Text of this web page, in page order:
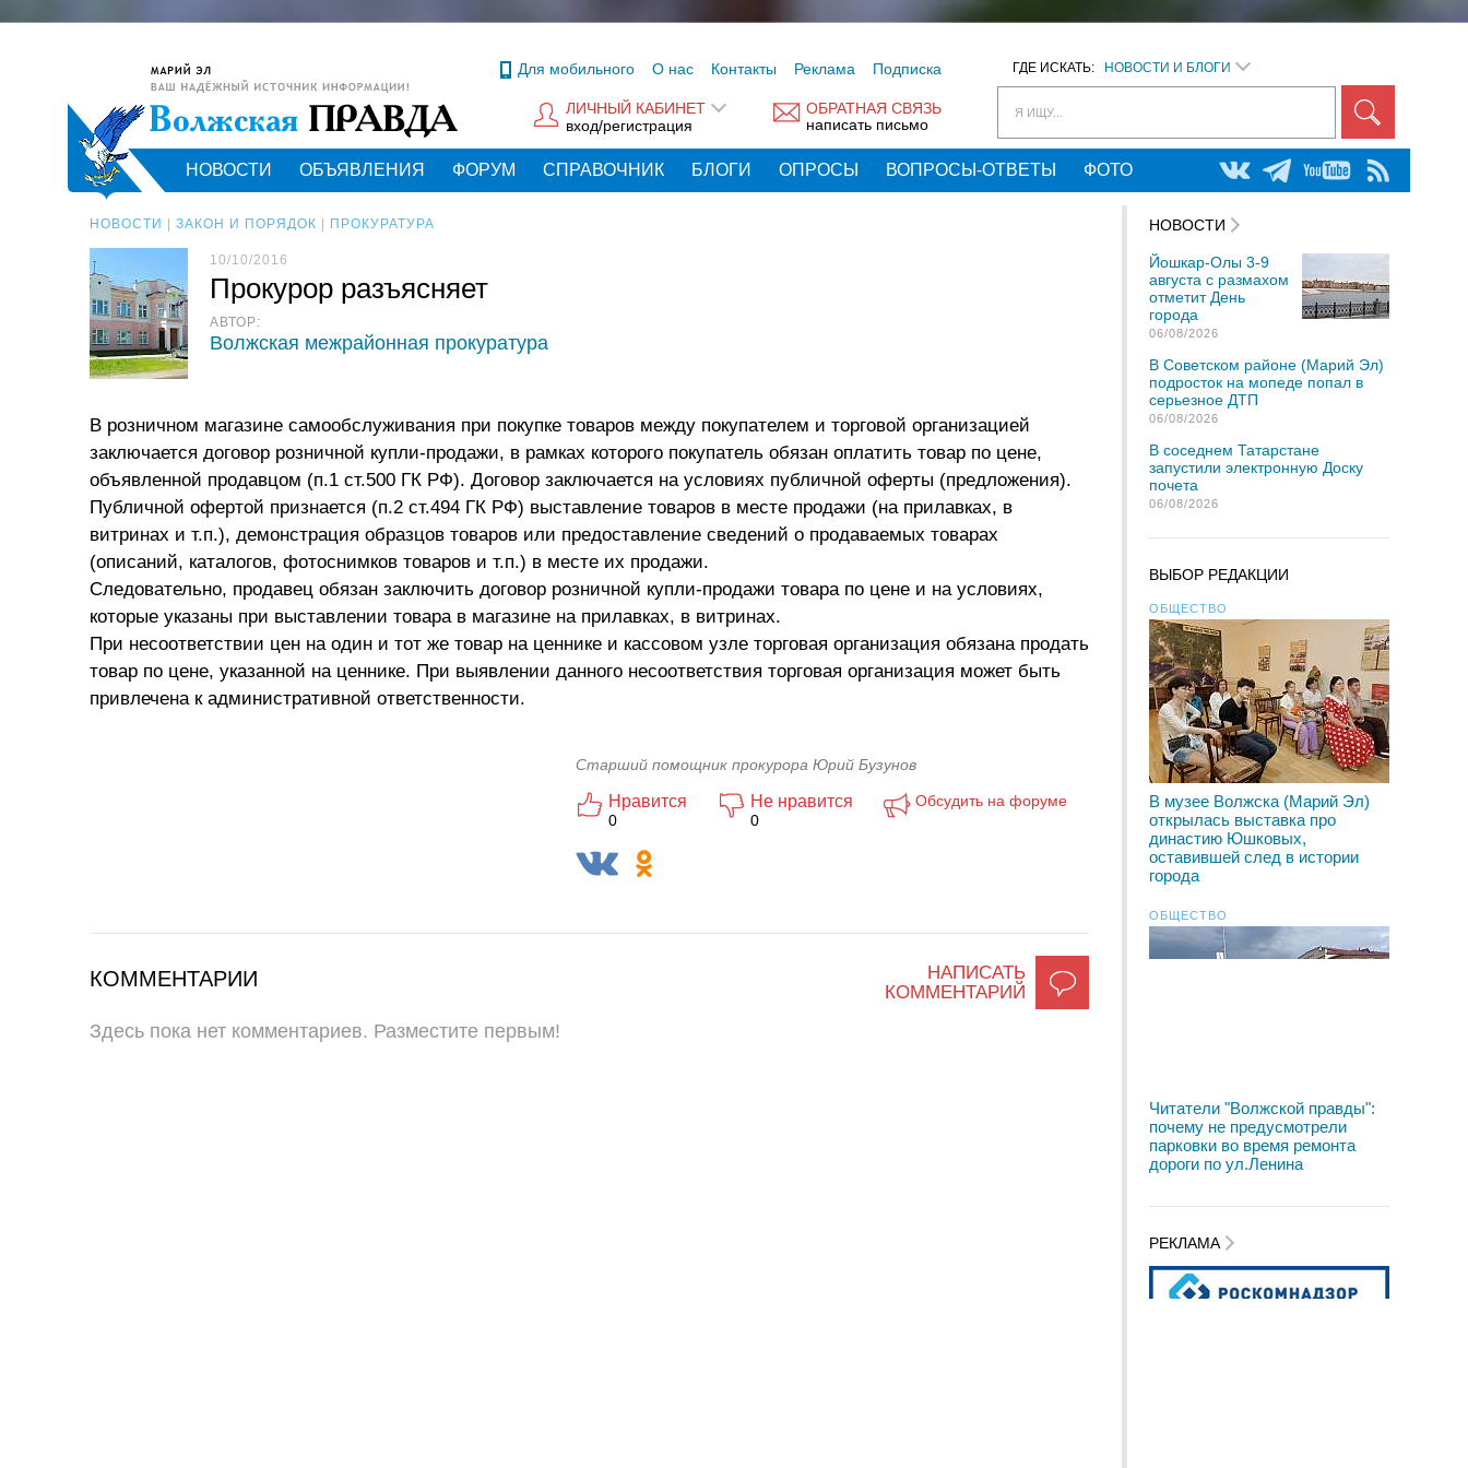
ГДЕ ИСКАТЬ: НОВОСТИ И БЛОГИ
Я ИЩУ...
Для мобильного О нас Контакты Реклама Подписка
ОБРАТНАЯ СВЯЗЬ
написать письмо
ЛИЧНЫЙ КАБИНЕТ
вход/регистрация
НОВОСТИ ОБЪЯВЛЕНИЯ ФОРУМ СПРАВОЧНИК БЛОГИ ОПРОСЫ ВОПРОСЫ-ОТВЕТЫ ФОТО
НОВОСТИ ЗАКОН И ПОРЯДОК ПРОКУРАТУРА
10/10/2016
Прокурор разъясняет
АВТОР:
Волжская межрайонная прокуратура
В розничном магазине самообслуживания при покупке товаров между покупателем и торговой организацией
заключается договор розничной купли-продажи, в рамках которого покупатель обязан оплатить товар по цене,
объявленной продавцом (п.1 ст.500 ГК РФ). Договор заключается на условиях публичной оферты (предложения).
Публичной офертой признается (п.2 ст.494 ГК РФ) выставление товаров в месте продажи (на прилавках, в
витринах и т.п.), демонстрация образцов товаров или предоставление сведений о продаваемых товарах
(описаний, каталогов, фотоснимков товаров и т.п.) в месте их продажи.
Следовательно, продавец обязан заключить договор розничной купли-продажи товара по цене и на условиях,
которые указаны при выставлении товара в магазине на прилавках, в витринах.
При несоответствии цен на один и тот же товар на ценнике и кассовом узле торговая организация обязана продать
товар по цене, указанной на ценнике. При выявлении данного несоответствия торговая организация может быть
привлечена к административной ответственности.
Старший помощник прокурора Юрий Бузунов
Нравится
0
Не нравится
0
Обсудить на форуме
НАПИСАТЬ
КОММЕНТАРИЙ
КОММЕНТАРИИ
Здесь пока нет комментариев. Разместите первым!
НОВОСТИ
Йошкар-Олы 3-9
августа с размахом
отметит День
города
06/08/2026
В Советском районе (Марий Эл)
подросток на мопеде попал в
серьезное ДТП
06/08/2026
В соседнем Татарстане
запустили электронную Доску
почета
06/08/2026
ВЫБОР РЕДАКЦИИ
ОБЩЕСТВО
В музее Волжска (Марий Эл)
открылась выставка про
династию Юшковых,
оставившей след в истории
города
ОБЩЕСТВО
Читатели "Волжской правды":
почему не предусмотрели
парковки во время ремонта
дороги по ул.Ленина
РЕКЛАМА